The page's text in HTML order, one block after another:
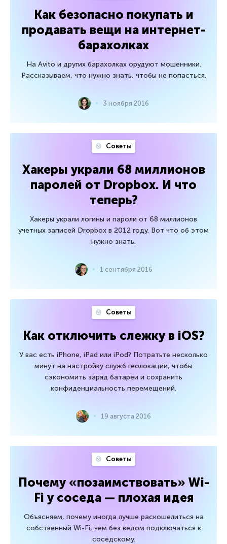
Как безопасно покупать и
продавать вещи на интернет-
барахолках
На Avito и других барахолках орудуют мошенники.
Рассказываем, что нужно знать, чтобы не попасться.
3 ноября 2016
Советы
Хакеры украли 68 миллионов
паролей от Dropbox. И что
теперь?
Хакеры украли логины и пароли от 68 миллионов
учетных записей Dropbox в 2012 году. Вот что об этом
нужно знать.
1 сентября 2016
Советы
Как отключить слежку в iOS?
У вас есть iPhone, iPad или iPod? Потратьте несколько
минут на настройку служб геолокации, чтобы
сэкономить заряд батареи и сохранить
конфиденциальность перемещений.
19 августа 2016
Советы
Почему «позаимствовать» Wi-
Fi у соседа — плохая идея
Объясняем, почему иногда лучше раскошелиться на
собственный Wi-Fi, чем без ведом подключаться к
соседскому.